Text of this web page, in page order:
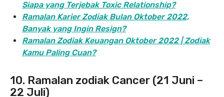
Siapa yang Terjebak Toxic Relationship?
Ramalan Karier Zodiak Bulan Oktober 2022,
Banyak yang Ingin Resign?
Ramalan Zodiak Keuangan Oktober 2022 | Zodiak
Kamu Paling Cuan?
10. Ramalan zodiak Cancer (21 Juni –
22 Juli)